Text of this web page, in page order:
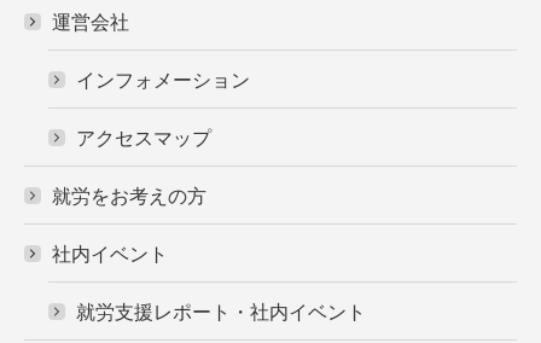
運営会社
インフォメーション
アクセスマップ
就労をお考えの方
社内イベント
就労支援レポート・社内イベント